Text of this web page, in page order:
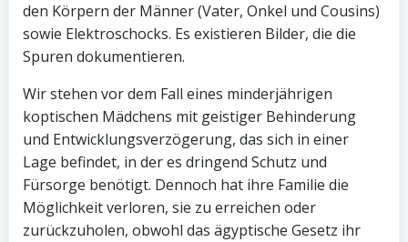
den Körpern der Männer (Vater, Onkel und Cousins)
sowie Elektroschocks. Es existieren Bilder, die die
Spuren dokumentieren.
Wir stehen vor dem Fall eines minderjährigen
koptischen Mädchens mit geistiger Behinderung
und Entwicklungsverzögerung, das sich in einer
Lage befindet, in der es dringend Schutz und
Fürsorge benötigt. Dennoch hat ihre Familie die
Möglichkeit verloren, sie zu erreichen oder
zurückzuholen, obwohl das ägyptische Gesetz ihr